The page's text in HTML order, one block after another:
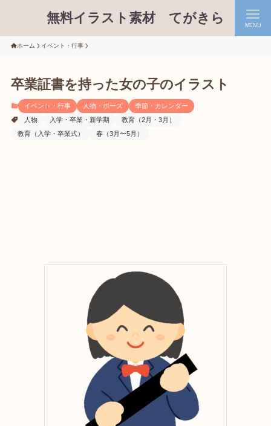
無料イラスト素材 てがきら MENU
ホーム イベント・行事
卒業証書を持った女の子のイラスト
イベント・行事 人物・ポーズ
季節・カレンダー
人物
入学・卒業・新学期
教育（2月・3月）
教育（入学・卒業式）
春（3月〜5月）